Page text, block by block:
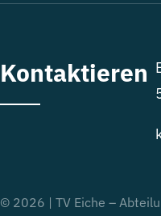
Kontaktieren
© 2026 | TV Eiche –